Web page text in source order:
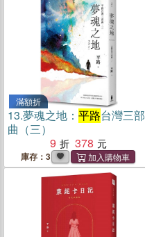
滿額折
13.夢魂之地： 平路台灣三部
曲（三）
9
378
庫存：3